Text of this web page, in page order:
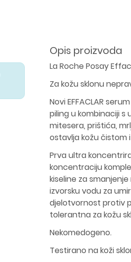
Opis proizvoda
La Roche Posay
Za kožu sklonu
Novi EFFACLAR
piling u kombinaciji s
mitesera, prištića,
ostavlja kožu čistom
Prva ultra
koncentraciju
kiseline za
izvorsku vodu za
djelotvornost protiv
tolerantna za kožu
Nekomedogeno.
Testirano na koži